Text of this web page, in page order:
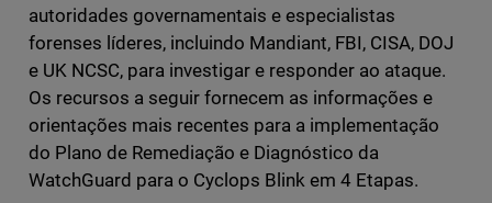
autoridades governamentais e especialistas
forenses líderes, incluindo Mandiant, FBI, CISA, DOJ
e UK NCSC, para investigar e responder ao ataque.
Os recursos a seguir fornecem as informações e
orientações mais recentes para a implementação
do Plano de Remediação e Diagnóstico da
WatchGuard para o Cyclops Blink em 4 Etapas.